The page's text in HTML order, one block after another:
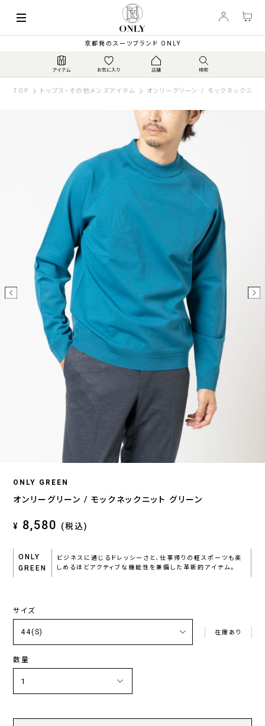
京都発のスーツブランド ONLY
TOP トップス・その他メンズアイテム オンリーグリーン / モックネックニッ
ONLY GREEN
オンリーグリーン / モックネックニット グリーン
¥ 8,580 (税込)
ONLY
GREEN
ビジネスに通じるドレッシーさと、仕事帰りの軽スポーツも楽
しめるほどアクティブな機能性を兼備した革新的アイテム。
サイズ
在庫あり
数量